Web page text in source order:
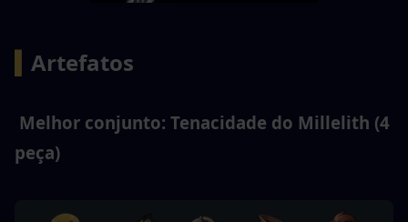
Artefatos
Melhor conjunto: Tenacidade do Millelith (4
peça)